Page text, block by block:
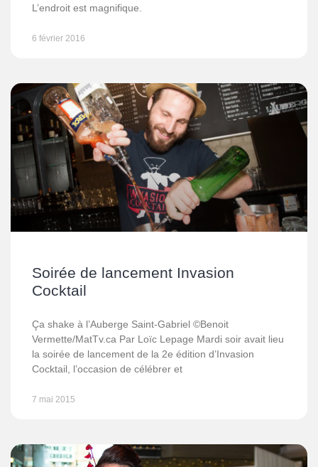
L’endroit est magnifique.
6 février 2016
Soirée de lancement Invasion
Cocktail
Ça shake à l’Auberge Saint-Gabriel ©Benoit
Vermette/MatTv.ca Par Loïc Lepage Mardi soir avait lieu
la soirée de lancement de la 2e édition d’Invasion
Cocktail, l’occasion de célébrer et
7 mai 2015